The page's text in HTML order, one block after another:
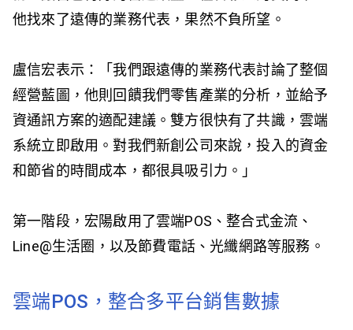
他找來了遠傳的業務代表，果然不負所望。
盧信宏表示：「我們跟遠傳的業務代表討論了整個
經營藍圖，他則回饋我們零售產業的分析，並給予
資通訊方案的適配建議。雙方很快有了共識，雲端
系統立即啟用。對我們新創公司來說，投入的資金
和節省的時間成本，都很具吸引力。」
第一階段，宏陽啟用了雲端POS、整合式金流、
Line@生活圈，以及節費電話、光纖網路等服務。
雲端POS，整合多平台銷售數據